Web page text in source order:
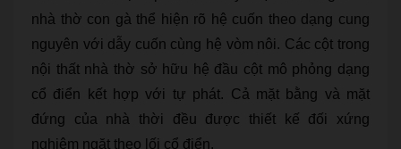
nhà thờ con gà thể hiện rõ hệ cuốn theo dạng cung
nguyên với dẫy cuốn cùng hệ vòm nôi. Các cột trong
nội thất nhà thờ sở hữu hệ đầu cột mô phỏng dạng
cổ điển kết hợp với tự phát. Cả mặt bằng và mặt
đứng của nhà thời đều được thiết kế đối xứng
nghiêm ngặt theo lối cổ điển.